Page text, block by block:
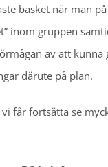
basket när man
inom gruppen
av att kunna
därute på plan.
får fortsätta se